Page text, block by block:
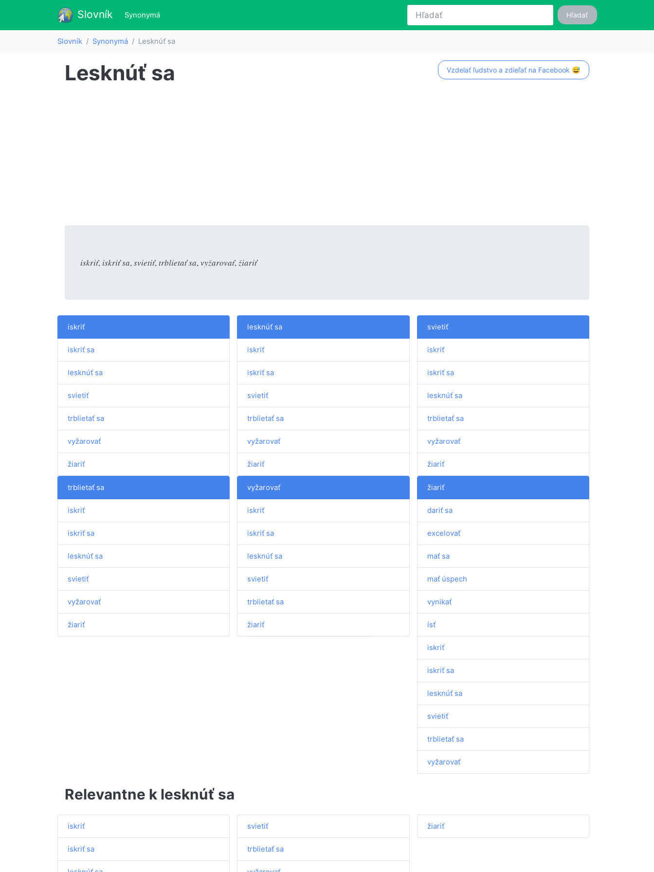
Slovník Slovník
Synonymá(aktualne) Hľadať
Slovník Synonymá Lesknúť sa
Vzdelať ľudstvo a zdieľať na Facebook 😅
Lesknúť sa
iskriť, iskriť sa, svietiť, trblietať sa, vyžarovať, žiariť
iskriť
iskriť sa
lesknúť sa
svietiť
trblietať sa
vyžarovať
žiariť
lesknúť sa
iskriť
iskriť sa
svietiť
trblietať sa
vyžarovať
žiariť
svietiť
iskriť
iskriť sa
lesknúť sa
trblietať sa
vyžarovať
žiariť
trblietať sa
iskriť
iskriť sa
lesknúť sa
svietiť
vyžarovať
žiariť
vyžarovať
iskriť
iskriť sa
lesknúť sa
svietiť
trblietať sa
žiariť
žiariť
dariť sa
excelovať
mať sa
mať úspech
vynikať
ísť
iskriť
iskriť sa
lesknúť sa
svietiť
trblietať sa
vyžarovať
Relevantne k lesknúť sa
iskriť
iskriť sa
svietiť
trblietať sa
žiariť